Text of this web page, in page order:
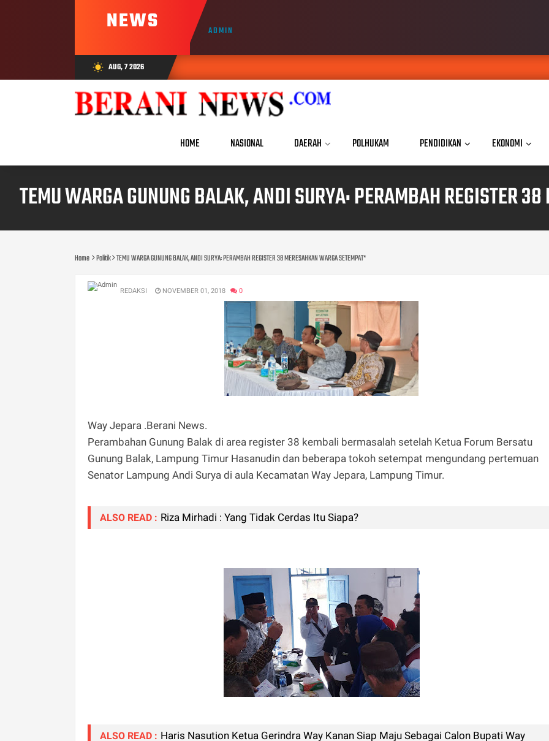
NEWS ADMIN
wb_sunny AUG, 7 2026
HOME NASIONAL DAERAH POLHUKAM PENDIDIKAN EKONOMI
TEMU WARGA GUNUNG BALAK, ANDI SURYA: PERAMBAH REGISTER
Home Politik TEMU WARGA GUNUNG BALAK, ANDI SURYA: PERAMBAH REGISTER 38 MERESAHKAN WARGA SETEMPAT*
REDAKSI NOVEMBER 01, 2018 0
Way Jepara .Berani News.
Perambahan Gunung Balak di area register 38 kembali bermasalah setelah Ketua Forum Bersatu
Gunung Balak, Lampung Timur Hasanudin dan beberapa tokoh setempat mengundang pertemuan
Senator Lampung Andi Surya di aula Kecamatan Way Jepara, Lampung Timur.
ALSO READ : Riza Mirhadi : Yang Tidak Cerdas Itu Siapa?
ALSO READ : Haris Nasution Ketua Gerindra Way Kanan Siap Maju Sebagai Calon Bupati Way